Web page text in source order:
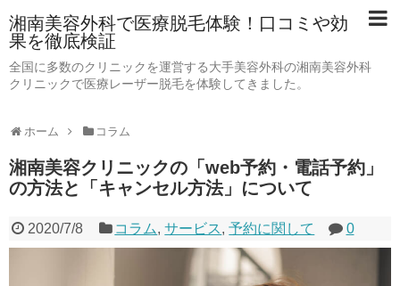
湘南美容外科で医療脱毛体験！口コミや効
果を徹底検証
全国に多数のクリニックを運営する大手美容外科の湘南美容外科
クリニックで医療レーザー脱毛を体験してきました。
ホーム コラム
湘南美容クリニックの「web予約・電話予約」
の方法と「キャンセル方法」について
2020/7/8 コラム,サービス,予約に関して 0